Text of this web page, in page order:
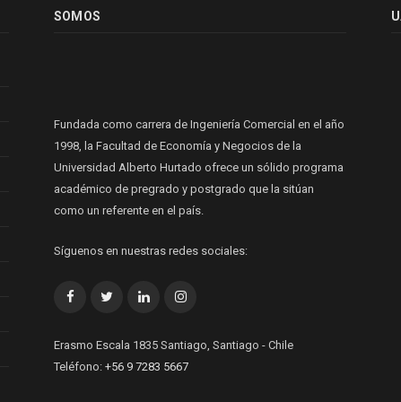
SOMOS
Fundada como carrera de Ingeniería Comercial en el año
1998, la Facultad de Economía y Negocios de la
Universidad Alberto Hurtado ofrece un sólido programa
académico de pregrado y postgrado que la sitúan
como un referente en el país.
Síguenos en nuestras redes sociales:
FacebookTwitterLinkedInInstagram
Erasmo Escala 1835 Santiago, Santiago - Chile
Teléfono: +56 9 7283 5667